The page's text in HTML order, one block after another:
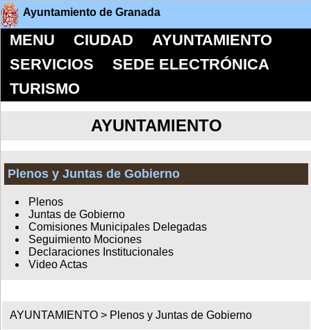
Ayuntamiento de Granada
MENU CIUDAD
AYUNTAMIENTO
SERVICIOS
SEDE ELECTRÓNICA
TURISMO
AYUNTAMIENTO
Plenos y Juntas de Gobierno
Plenos
Juntas de Gobierno
Comisiones Municipales Delegadas
Seguimiento Mociones
Declaraciones Institucionales
Video Actas
AYUNTAMIENTO > Plenos y Juntas de Gobierno